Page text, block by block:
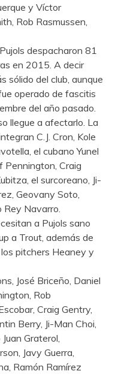
y Víctor
Rob Rasmussen,
despacharon 81
en 2015. A decir
sólido del club, aunque
operado de fascitis
del año pasado.
llegue a afectarlo. La
C.J. Cron, Kole
el cubano Yunel
Pennington, Craig
el surcoreano, Ji-
Geovany Soto,
Navarro.
a Pujols sano
a Trout, además de
pitchers Heaney y
José Briceño, Daniel
Rob
Craig Gentry,
Berry, Ji-Man Choi,
Graterol,
Javy Guerra,
Ramón Ramírez